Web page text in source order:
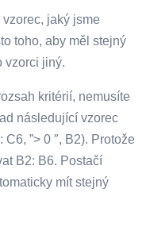
jaký jsme
toho, aby měl stejný
vzorci jiný.
kritérií, nemusíte
následující vzorec
”> 0 ″, B2). Protože
B2: B6. Postačí
mít stejný